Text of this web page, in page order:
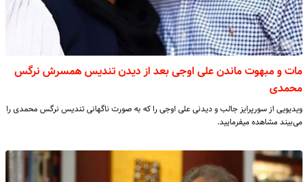
مات و مبهوت ماندن علی اوجی بعد از دیدن تندیس همسرش نرگس
محمدی
ویدیویی از سورپرایز جالب و دیدنی علی اوجی را که به صورت ناگهانی تندیس نرگس محمدی را
می‌بیند مشاهده میفرمایید.